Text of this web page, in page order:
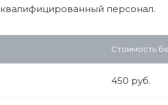
персонал.
Стоимость
450 руб.